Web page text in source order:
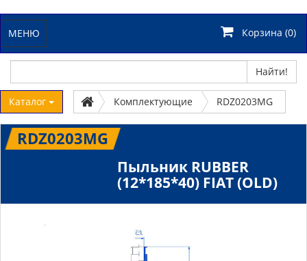
МЕНЮ Корзина (0)
Найти!
Каталог Комплектующие RDZ0203MG
RDZ0203MG
Пыльник RUBBER
(12*185*40) FIAT (OLD)